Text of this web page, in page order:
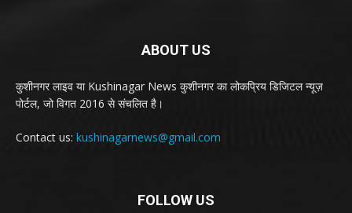
ABOUT US
कुशीनगर लाइव या Kushinagar News कुशीनगर का लोकप्रिय डिजिटल न्यूज़
पोर्टल, जो विगत 2016 से संचलित है।
Contact us: kushinagarnews@gmail.com
FOLLOW US